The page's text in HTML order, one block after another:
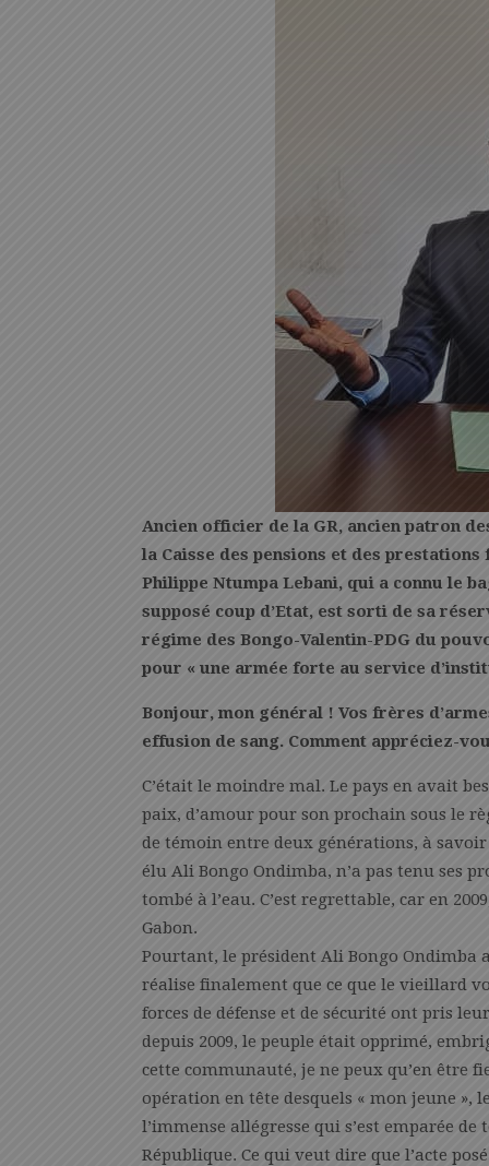
Ancien officier de la GR, ancien patron
la Caisse des pensions et des
Philippe Ntumpa Lebani, qui a connu le
supposé coup d’Etat, est sorti de sa
régime des Bongo-Valentin-PDG du
pour « une armée forte au service
Bonjour, mon général ! Vos frères
effusion de sang. Comment appréciez-
C’était le moindre mal. Le pays en avait
paix, d’amour pour son prochain sous le
de témoin entre deux générations, à
élu Ali Bongo Ondimba, n’a pas tenu ses
tombé à l’eau. C’est regrettable, car en
Gabon.
Pourtant, le président Ali Bongo Ondimba
réalise finalement que ce que le vieillard
forces de défense et de sécurité ont pris
depuis 2009, le peuple était opprimé,
cette communauté, je ne peux qu’en être
opération en tête desquels « mon jeune »,
l’immense allégresse qui s’est emparée
République. Ce qui veut dire que l’acte